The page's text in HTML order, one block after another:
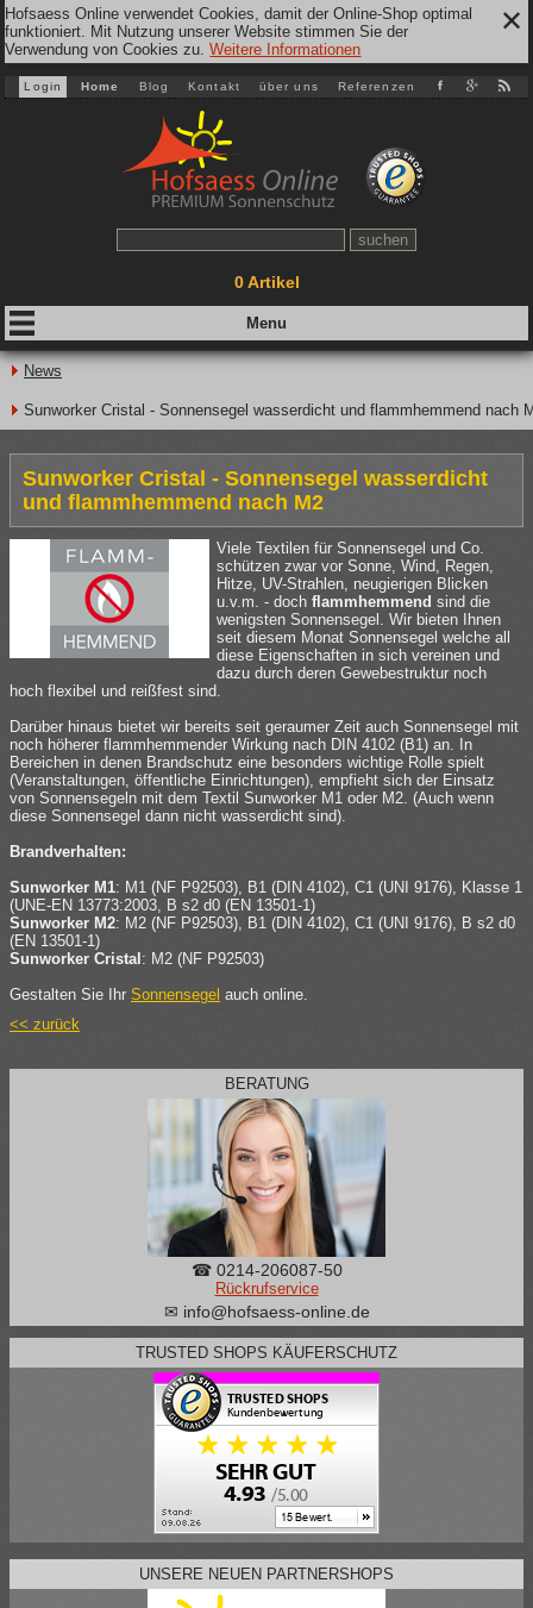
Hofsaess Online verwendet Cookies, damit der Online-Shop optimal
funktioniert. Mit Nutzung unserer Website stimmen Sie der
Verwendung von Cookies zu.Weitere Informationen
✕
Login Home Blog Kontakt über uns Referenzen
0Artikel
News
Sunworker Cristal - Sonnensegel wasserdicht und flammhemmend nach
Sunworker Cristal - Sonnensegel wasserdicht
und flammhemmend nach M2
Viele Textilen für Sonnensegel und Co.
schützen zwar vor Sonne, Wind, Regen,
Hitze, UV-Strahlen, neugierigen Blicken
u.v.m. - doch flammhemmend sind die
wenigsten Sonnensegel. Wir bieten Ihnen
seit diesem Monat Sonnensegel welche all
diese Eigenschaften in sich vereinen und
dazu durch deren Gewebestruktur noch
hoch flexibel und reißfest sind.
Darüber hinaus bietet wir bereits seit geraumer Zeit auch Sonnensegel mit
noch höherer flammhemmender Wirkung nach DIN 4102 (B1) an. In
Bereichen in denen Brandschutz eine besonders wichtige Rolle spielt
(Veranstaltungen, öffentliche Einrichtungen), empfieht sich der Einsatz
von Sonnensegeln mit dem Textil Sunworker M1 oder M2. (Auch wenn
diese Sonnensegel dann nicht wasserdicht sind).
Brandverhalten:
Sunworker M1: M1 (NF P92503), B1 (DIN 4102), C1 (UNI 9176), Klasse 1
(UNE-EN 13773:2003, B s2 d0 (EN 13501-1)
Sunworker M2: M2 (NF P92503), B1 (DIN 4102), C1 (UNI 9176), B s2 d0
(EN 13501-1)
Sunworker Cristal: M2 (NF P92503)
Gestalten Sie Ihr Sonnensegel auch online.
<< zurück
BERATUNG
☎ 0214-206087-50
Rückrufservice
✉ info@hofsaess-online.de
TRUSTED SHOPS KÄUFERSCHUTZ
UNSERE NEUEN PARTNERSHOPS